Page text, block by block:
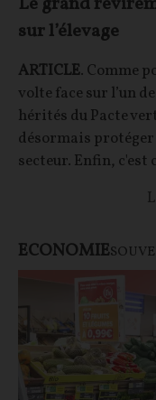
sur l’élevage
ARTICLE. Comme
volte face sur l’un
hérités du Pacte
désormais protéger
secteur. Enfin, c'est
ECONOMIE